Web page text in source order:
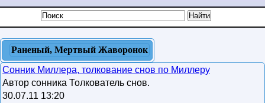
Раненый, Мертвый Жаворонок
Сонник Миллера, толкование снов по Миллеру
Автор сонника Толкователь снов.
30.07.11 13:20